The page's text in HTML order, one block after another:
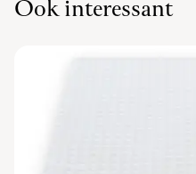
Ook interessant